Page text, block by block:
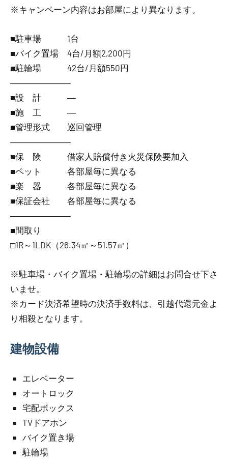
※キャンペーン内容はお部屋により異なります。
■駐車場 1台
■バイク置場 4台/月額2,200円
■駐輪場 42台/月額550円
―――――――
■設 計 ―
■施 工 ―
■管理形式 巡回管理
―――――――
■保 険 借家人賠償付き火災保険要加入
■ペット 各部屋毎に異なる
■楽 器 各部屋毎に異なる
■保証会社 各部屋毎に異なる
―――――――
■間取り
□1R～1LDK（26.34㎡～51.57㎡）
※駐車場・バイク置場・駐輪場の詳細はお問合せ下さ
いませ。
※カード決済希望時の決済手数料は、引越代還元金よ
り相殺となります。
建物設備
エレベーター
オートロック
宅配ボックス
TVドアホン
バイク置き場
駐輪場